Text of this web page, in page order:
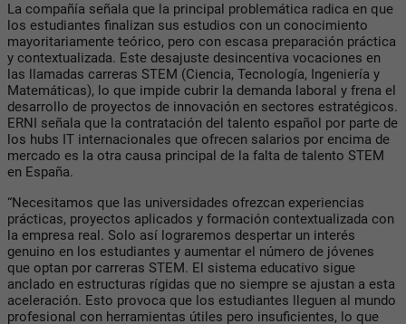
La compañía señala que la principal problemática radica en que
los estudiantes finalizan sus estudios con un conocimiento
mayoritariamente teórico, pero con escasa preparación práctica
y contextualizada. Este desajuste desincentiva vocaciones en
las llamadas carreras STEM (Ciencia, Tecnología, Ingeniería y
Matemáticas), lo que impide cubrir la demanda laboral y frena el
desarrollo de proyectos de innovación en sectores estratégicos.
ERNI señala que la contratación del talento español por parte de
los hubs IT internacionales que ofrecen salarios por encima de
mercado es la otra causa principal de la falta de talento STEM
en España.
“Necesitamos que las universidades ofrezcan experiencias
prácticas, proyectos aplicados y formación contextualizada con
la empresa real. Solo así lograremos despertar un interés
genuino en los estudiantes y aumentar el número de jóvenes
que optan por carreras STEM. El sistema educativo sigue
anclado en estructuras rígidas que no siempre se ajustan a esta
aceleración. Esto provoca que los estudiantes lleguen al mundo
profesional con herramientas útiles pero insuficientes, lo que